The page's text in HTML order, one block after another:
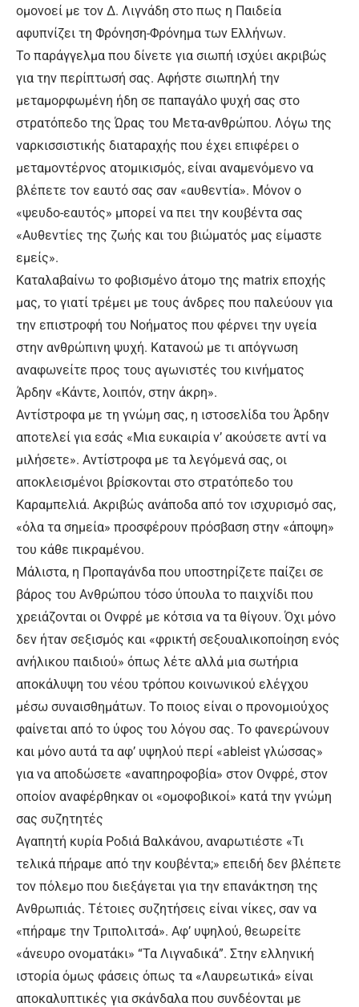
ομονοεί με τον Δ. Λιγνάδη στο πως η Παιδεία
αφυπνίζει τη Φρόνηση-Φρόνημα των Ελλήνων.
Το παράγγελμα που δίνετε για σιωπή ισχύει ακριβώς
για την περίπτωσή σας. Αφήστε σιωπηλή την
μεταμορφωμένη ήδη σε παπαγάλο ψυχή σας στο
στρατόπεδο της Ώρας του Μετα-ανθρώπου. Λόγω της
ναρκισσιστικής διαταραχής που έχει επιφέρει ο
μεταμοντέρνος ατομικισμός, είναι αναμενόμενο να
βλέπετε τον εαυτό σας σαν «αυθεντία». Μόνον ο
«ψευδο-εαυτός» μπορεί να πει την κουβέντα σας
«Αυθεντίες της ζωής και του βιώματός μας είμαστε
εμείς».
Καταλαβαίνω το φοβισμένο άτομο της matrix εποχής
μας, το γιατί τρέμει με τους άνδρες που παλεύουν για
την επιστροφή του Νοήματος που φέρνει την υγεία
στην ανθρώπινη ψυχή. Κατανοώ με τι απόγνωση
αναφωνείτε προς τους αγωνιστές του κινήματος
Άρδην «Κάντε, λοιπόν, στην άκρη».
Αντίστροφα με τη γνώμη σας, η ιστοσελίδα του Άρδην
αποτελεί για εσάς «Μια ευκαιρία ν’ ακούσετε αντί να
μιλήσετε». Αντίστροφα με τα λεγόμενά σας, οι
αποκλεισμένοι βρίσκονται στο στρατόπεδο του
Καραμπελιά. Ακριβώς ανάποδα από τον ισχυρισμό σας,
«όλα τα σημεία» προσφέρουν πρόσβαση στην «άποψη»
του κάθε πικραμένου.
Μάλιστα, η Προπαγάνδα που υποστηρίζετε παίζει σε
βάρος του Ανθρώπου τόσο ύπουλα το παιχνίδι που
χρειάζονται οι Ονφρέ με κότσια να τα θίγουν. Όχι μόνο
δεν ήταν σεξισμός και «φρικτή σεξουαλικοποίηση ενός
ανήλικου παιδιού» όπως λέτε αλλά μια σωτήρια
αποκάλυψη του νέου τρόπου κοινωνικού ελέγχου
μέσω συναισθημάτων. Το ποιος είναι ο προνομιούχος
φαίνεται από το ύφος του λόγου σας. Το φανερώνουν
και μόνο αυτά τα αφ’ υψηλού περί «ableist γλώσσας»
για να αποδώσετε «αναπηροφοβία» στον Ονφρέ, στον
οποίον αναφέρθηκαν οι «ομοφοβικοί» κατά την γνώμη
σας συζητητές
Αγαπητή κυρία Ροδιά Βαλκάνου, αναρωτιέστε «Τι
τελικά πήραμε από την κουβέντα;» επειδή δεν βλέπετε
τον πόλεμο που διεξάγεται για την επανάκτηση της
Ανθρωπιάς. Τέτοιες συζητήσεις είναι νίκες, σαν να
«πήραμε την Τριπολιτσά». Αφ’ υψηλού, θεωρείτε
«άνευρο ονοματάκι» “Τα Λιγναδικά”. Στην ελληνική
ιστορία όμως φάσεις όπως τα «Λαυρεωτικά» είναι
αποκαλυπτικές για σκάνδαλα που συνδέονται με